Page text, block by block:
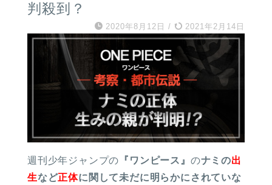
判殺到？
2020年8月12日 / 2021年2月14日
週刊少年ジャンプの 『ワンピース』 のナミの出
生など正体に関して未だに明らかにされていな